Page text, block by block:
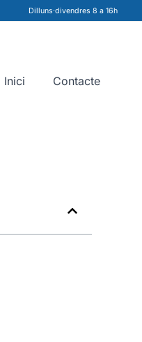
Dilluns·divendres 8 a 16h
Inici Contacte